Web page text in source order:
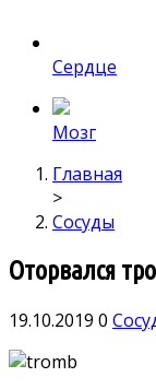
Сердце
Мозг
Главная
>
Сосуды
Оторвался
19.10.2019 0